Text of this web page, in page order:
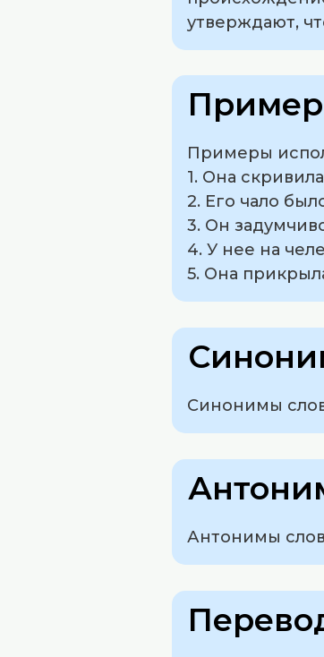
утверждают,
Примеры
1. Она
2. Его чало
3. Он
4. У нее на
5. Она
Синонимы
Антонимы